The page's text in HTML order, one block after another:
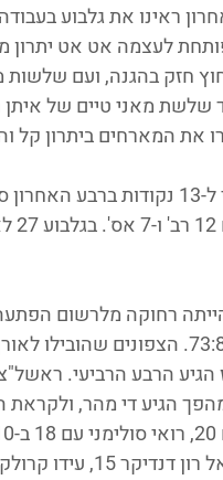
ראינו את גלבוע
חזק בהגנה, ועם
שלשת מאני טיים של
המארחים ביתרון קל
הגיע די מהר, ולקראת
קרולקר עם 5 חסימות.